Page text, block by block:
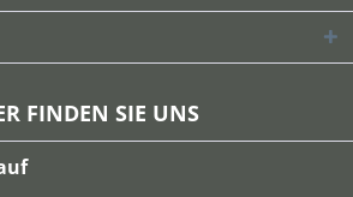
FINDEN SIE UNS